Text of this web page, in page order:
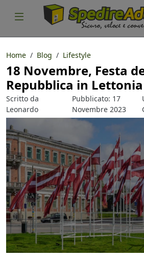
cosa spedire
Pacco
Nazione partenza
Nazione arrivo
quantità
1
Home Blog Lifestyle
18 Novembre, Festa
Repubblica in Lettonia
Scritto da
Leonardo
Guerrini
Pubblicato: 17
Novembre 2023